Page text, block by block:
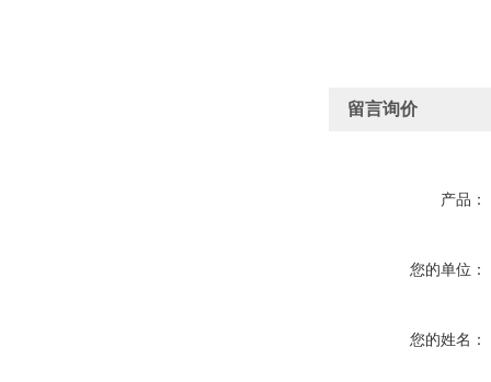
留言询价
产品：
您的单位：
您的姓名：